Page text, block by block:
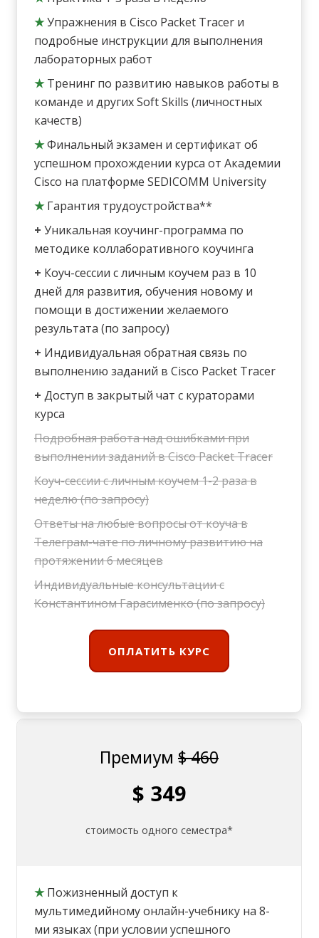
★Упражнения в Cisco Packet Tracer и
подробные инструкции для выполнения
лабораторных работ
★ Тренинг по развитию навыков работы в
команде и других Soft Skills (личностных
качеств)
★Финальный экзамен и сертификат об
успешном прохождении курса от Академии
Cisco на платформе SEDICOMM University
★ Гарантия трудоустройства**
+ Уникальная коучинг-программа по
методике коллаборативного коучинга
+ Коуч-сессии с личным коучем раз в 10
дней для развития, обучения новому и
помощи в достижении желаемого
результата (по запросу)
+ Индивидуальная обратная связь по
выполнению заданий в Cisco Packet Tracer
+ Доступ в закрытый чат с кураторами
курса
Подробная работа над ошибками при
выполнении заданий в Cisco Packet Tracer
Коуч-сессии с личным коучем 1-2 раза в
неделю (по запросу)
Ответы на любые вопросы от коуча в
Телеграм-чате по личному развитию на
протяжении 6 месяцев
Индивидуальные консультации с
Константином Гарасименко (по запросу)
ОПЛАТИТЬ КУРС
Премиум $ 460
$ 349
стоимость одного семестра*
★ Пожизненный доступ к
мультимедийному онлайн-учебнику на 8-
ми языках (при условии успешного